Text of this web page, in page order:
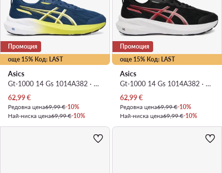
още 15% Код: LAST
Промоция
Asics
Gt-1000 14 Gs 1014A382 · Маратонки за бягане
Актуална цена
62,99€
Редовна цена69,99 €-10%
Най-ниска цена69,99 €-10%
още 15% Код: LAST
Промоция
Asics
Gt-1000 14 Gs 1014A382 · Маратонки за бягане
Актуална цена
62,99€
Редовна цена69,99 €-10%
Най-ниска цена69,99 €-10%